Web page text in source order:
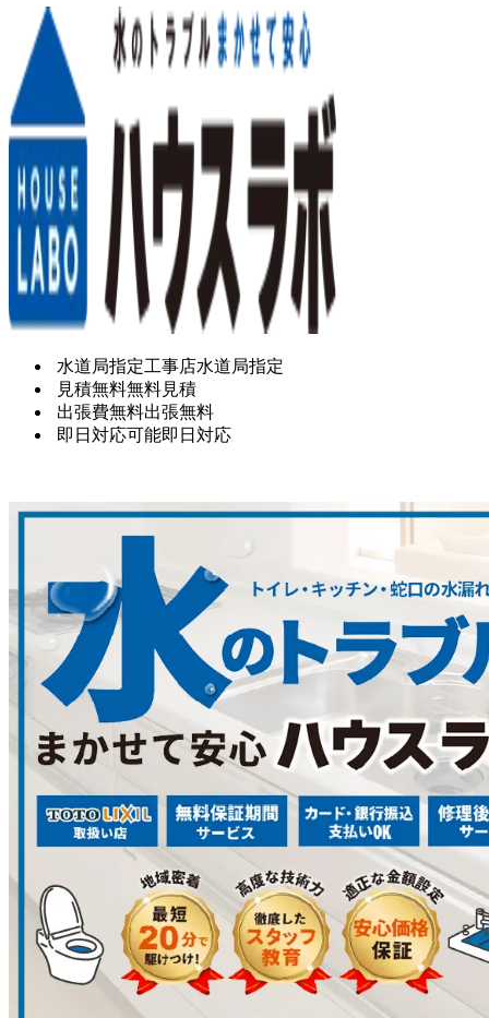
水道局指定工事店水道局指定
見積無料無料見積
出張費無料出張無料
即日対応可能即日対応